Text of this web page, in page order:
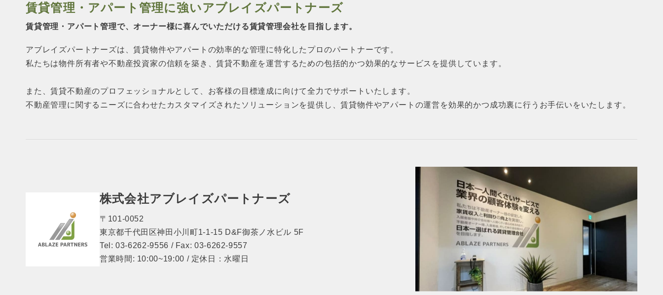
賃貸管理・アパート管理に強いアブレイズパートナーズ
賃貸管理・アパート管理で、オーナー様に喜んでいただける賃貸管理会社を目指します。
アブレイズパートナーズは、賃貸物件やアパートの効率的な管理に特化したプロのパートナーです。
私たちは物件所有者や不動産投資家の信頼を築き、賃貸不動産を運営するための包括的かつ効果的なサービスを提供しています。
また、賃貸不動産のプロフェッショナルとして、お客様の目標達成に向けて全力でサポートいたします。
不動産管理に関するニーズに合わせたカスタマイズされたソリューションを提供し、賃貸物件やアパートの運営を効果的かつ成功裏に行うお手伝いをいたします。
株式会社アブレイズパートナーズ
〒101-0052
東京都千代田区神田小川町1-1-15 D&F御茶ノ水ビル 5F
Tel: 03-6262-9556 / Fax: 03-6262-9557
営業時間: 10:00~19:00 / 定休日：水曜日